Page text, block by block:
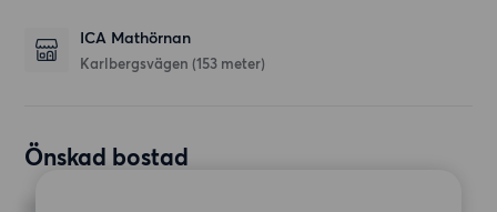
ICA Mathörnan
Karlbergsvägen (153 meter)
Önskad bostad